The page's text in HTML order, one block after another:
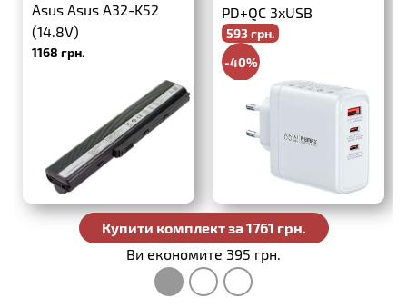
Asus Asus A32-K52
(14.8V)
1168 грн.
PD+QC 3xUSB
593 грн.
-40%
988 грн.
Купити комплект за 1761 грн.
Ви економите 395 грн.